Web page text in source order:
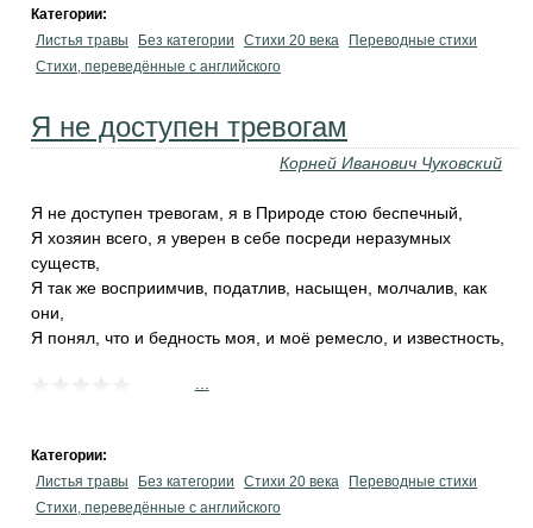
Категории:
Листья травы
Без категории Стихи 20 века
Переводные стихи
Стихи, переведённые с английского
Я не доступен тревогам
Корней Иванович Чуковский
Я не доступен тревогам, я в Природе стою беспечный,
Я хозяин всего, я уверен в себе посреди неразумных
существ,
Я так же восприимчив, податлив, насыщен, молчалив, как
они,
Я понял, что и бедность моя, и моё ремесло, и известность,
Категории:
Листья травы
Без категории Стихи 20 века
Переводные стихи
Стихи, переведённые с английского